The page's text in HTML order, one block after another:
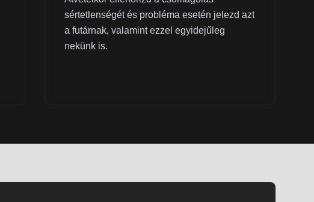
sértetlenségét és probléma esetén jelezd azt
a futárnak, valamint ezzel egyidejűleg
nekünk is.